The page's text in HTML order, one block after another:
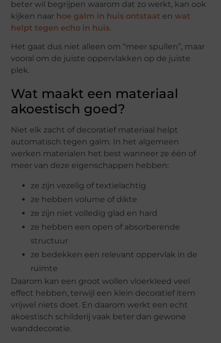
beter wil begrijpen waarom dat zo werkt, kan ook
kijken naar hoe galm in huis ontstaat enwat
helpt tegen echo in huis.
Het gaat dus niet alleen om “meer spullen”, maar
vooral om de juiste oppervlakken op de juiste
plek.
Wat maakt een materiaal
akoestisch goed?
Niet elk zacht of decoratief materiaal helpt
automatisch tegen galm. In het algemeen
werken materialen het best wanneer ze één of
meer van deze eigenschappen hebben:
ze zijn vezelig of textielachtig
ze hebben volume of dikte
ze zijn niet volledig glad en hard
ze hebben een open of absorberende
structuur
ze bedekken een relevant oppervlak in de
ruimte
Daarom kan een groot wollen vloerkleed veel
effect hebben, terwijl een klein decoratief item
vrijwel niets doet. En daarom werkt een echt
akoestisch schilderij vaak beter dan gewone
wanddecoratie.